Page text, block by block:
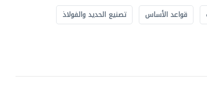
قواعد الأساس
تصنيع الحديد والفولاذ